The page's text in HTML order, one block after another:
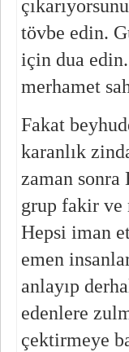
tövbe edin.
için dua
merhamet
Fakat
karanlık
zaman sonra
grup fakir ve
Hepsi iman
emen
anlayıp
edenlere
çektirmeye